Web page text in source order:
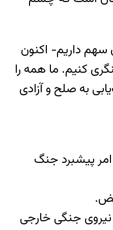
داریم− اکنون
کنیم. ما همه را
به صلح و آزادی
امر پیشبرد جنگ
جنگی خارجی